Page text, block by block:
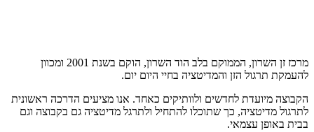
מרכז זן השרון, הממוקם בלב הוד השרון, הוקם בשנת 2001 ומכוון
להעמקת תרגול הזן והמדיטציה בחיי היום יום.
הקבוצה מיועדת לחדשים ולוותיקים כאחד. אנו מציעים הדרכה ראשונית
לתרגול מדיטציה, כך שתוכלו להתחיל ולתרגל מדיטציה גם בקבוצה וגם
בבית באופן עצמאי.